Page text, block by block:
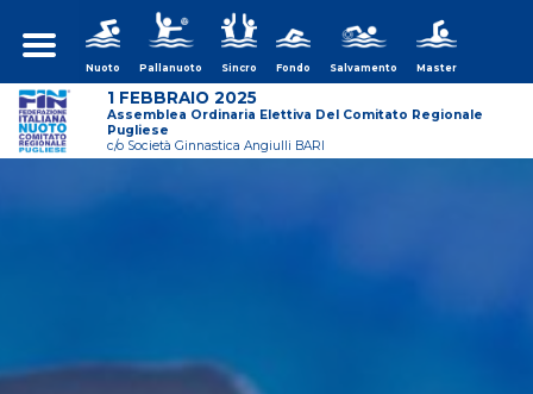
Nuoto Pallanuoto Sincro Fondo Salvamento Master
1 FEBBRAIO 2025
Assemblea Ordinaria Elettiva Del Comitato Regionale
Pugliese
c/o Società Ginnastica Angiulli BARI